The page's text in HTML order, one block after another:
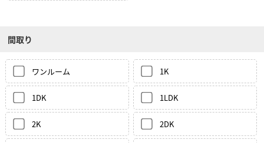
間取り
ワンルーム 1K
1DK 1LDK
2K 2DK